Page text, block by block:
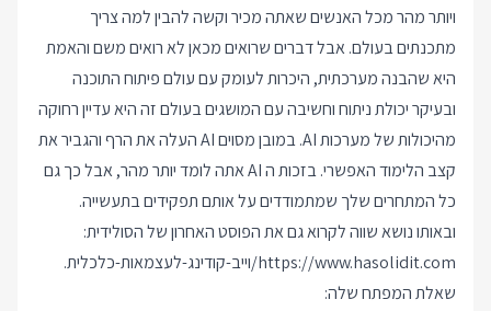
ויותר מהר מכל האנשים שאתה מכיר וקשה להבין למה צריך
מתכנתים בעולם. אבל דברים שרואים מכאן לא רואים משם והאמת
היא שהבנה מערכתית, היכרות לעומק עם עולם פיתוח התוכנה
ובעיקר יכולת ניתוח וחשיבה עם המושגים בעולם זה היא עדיין רחוקה
מהיכולות של מערכות AI. במובן מסוים AI העלה את הרף והגביר את
קצב הלימוד האפשרי. בזכות ה AI אתה לומד יותר מהר, אבל כך גם
כל המתחרים שלך שמתמודדים על אותם תפקידים בתעשייה.
ובאותו נושא שווה לקרוא גם את הפוסט האחרון של הסולידית:
https://www.hasolidit.com/וייב-קודינג-לעצמאות-כלכלית
.
שאלת המפתח שלה: